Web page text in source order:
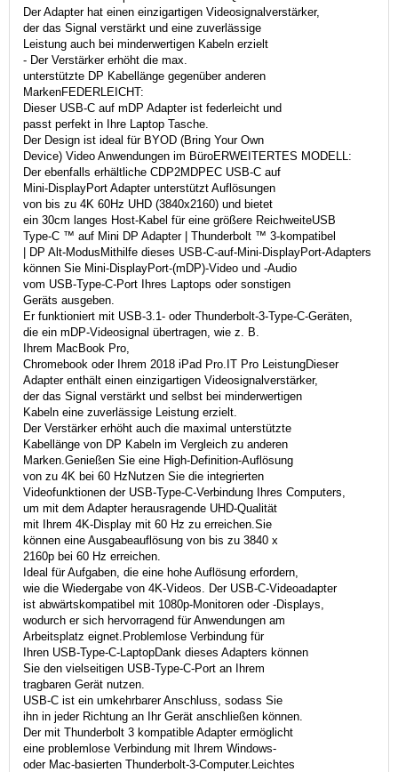
Der Adapter hat einen einzigartigen Videosignalverstärker,
der das Signal verstärkt und eine zuverlässige
Leistung auch bei minderwertigen Kabeln erzielt
- Der Verstärker erhöht die max.
unterstützte DP Kabellänge gegenüber anderen
MarkenFEDERLEICHT:
Dieser USB-C auf mDP Adapter ist federleicht und
passt perfekt in Ihre Laptop Tasche.
Der Design ist ideal für BYOD (Bring Your Own
Device) Video Anwendungen im BüroERWEITERTES MODELL:
Der ebenfalls erhältliche CDP2MDPEC USB-C auf
Mini-DisplayPort Adapter unterstützt Auflösungen
von bis zu 4K 60Hz UHD (3840x2160) und bietet
ein 30cm langes Host-Kabel für eine größere ReichweiteUSB
Type-C ™ auf Mini DP Adapter | Thunderbolt ™ 3-kompatibel
| DP Alt-ModusMithilfe dieses USB-C-auf-Mini-DisplayPort-Adapters
können Sie Mini-DisplayPort-(mDP)-Video und -Audio
vom USB-Type-C-Port Ihres Laptops oder sonstigen
Geräts ausgeben.
Er funktioniert mit USB-3.1- oder Thunderbolt-3-Type-C-Geräten,
die ein mDP-Videosignal übertragen, wie z. B.
Ihrem MacBook Pro,
Chromebook oder Ihrem 2018 iPad Pro.IT Pro LeistungDieser
Adapter enthält einen einzigartigen Videosignalverstärker,
der das Signal verstärkt und selbst bei minderwertigen
Kabeln eine zuverlässige Leistung erzielt.
Der Verstärker erhöht auch die maximal unterstützte
Kabellänge von DP Kabeln im Vergleich zu anderen
Marken.Genießen Sie eine High-Definition-Auflösung
von zu 4K bei 60 HzNutzen Sie die integrierten
Videofunktionen der USB-Type-C-Verbindung Ihres Computers,
um mit dem Adapter herausragende UHD-Qualität
mit Ihrem 4K-Display mit 60 Hz zu erreichen.Sie
können eine Ausgabeauflösung von bis zu 3840 x
2160p bei 60 Hz erreichen.
Ideal für Aufgaben, die eine hohe Auflösung erfordern,
wie die Wiedergabe von 4K-Videos. Der USB-C-Videoadapter
ist abwärtskompatibel mit 1080p-Monitoren oder -Displays,
wodurch er sich hervorragend für Anwendungen am
Arbeitsplatz eignet.Problemlose Verbindung für
Ihren USB-Type-C-LaptopDank dieses Adapters können
Sie den vielseitigen USB-Type-C-Port an Ihrem
tragbaren Gerät nutzen.
USB-C ist ein umkehrbarer Anschluss, sodass Sie
ihn in jeder Richtung an Ihr Gerät anschließen können.
Der mit Thunderbolt 3 kompatible Adapter ermöglicht
eine problemlose Verbindung mit Ihrem Windows-
oder Mac-basierten Thunderbolt-3-Computer.Leichtes